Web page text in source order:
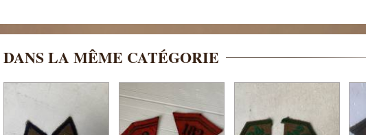
DANS LA MÊME CATÉGORIE